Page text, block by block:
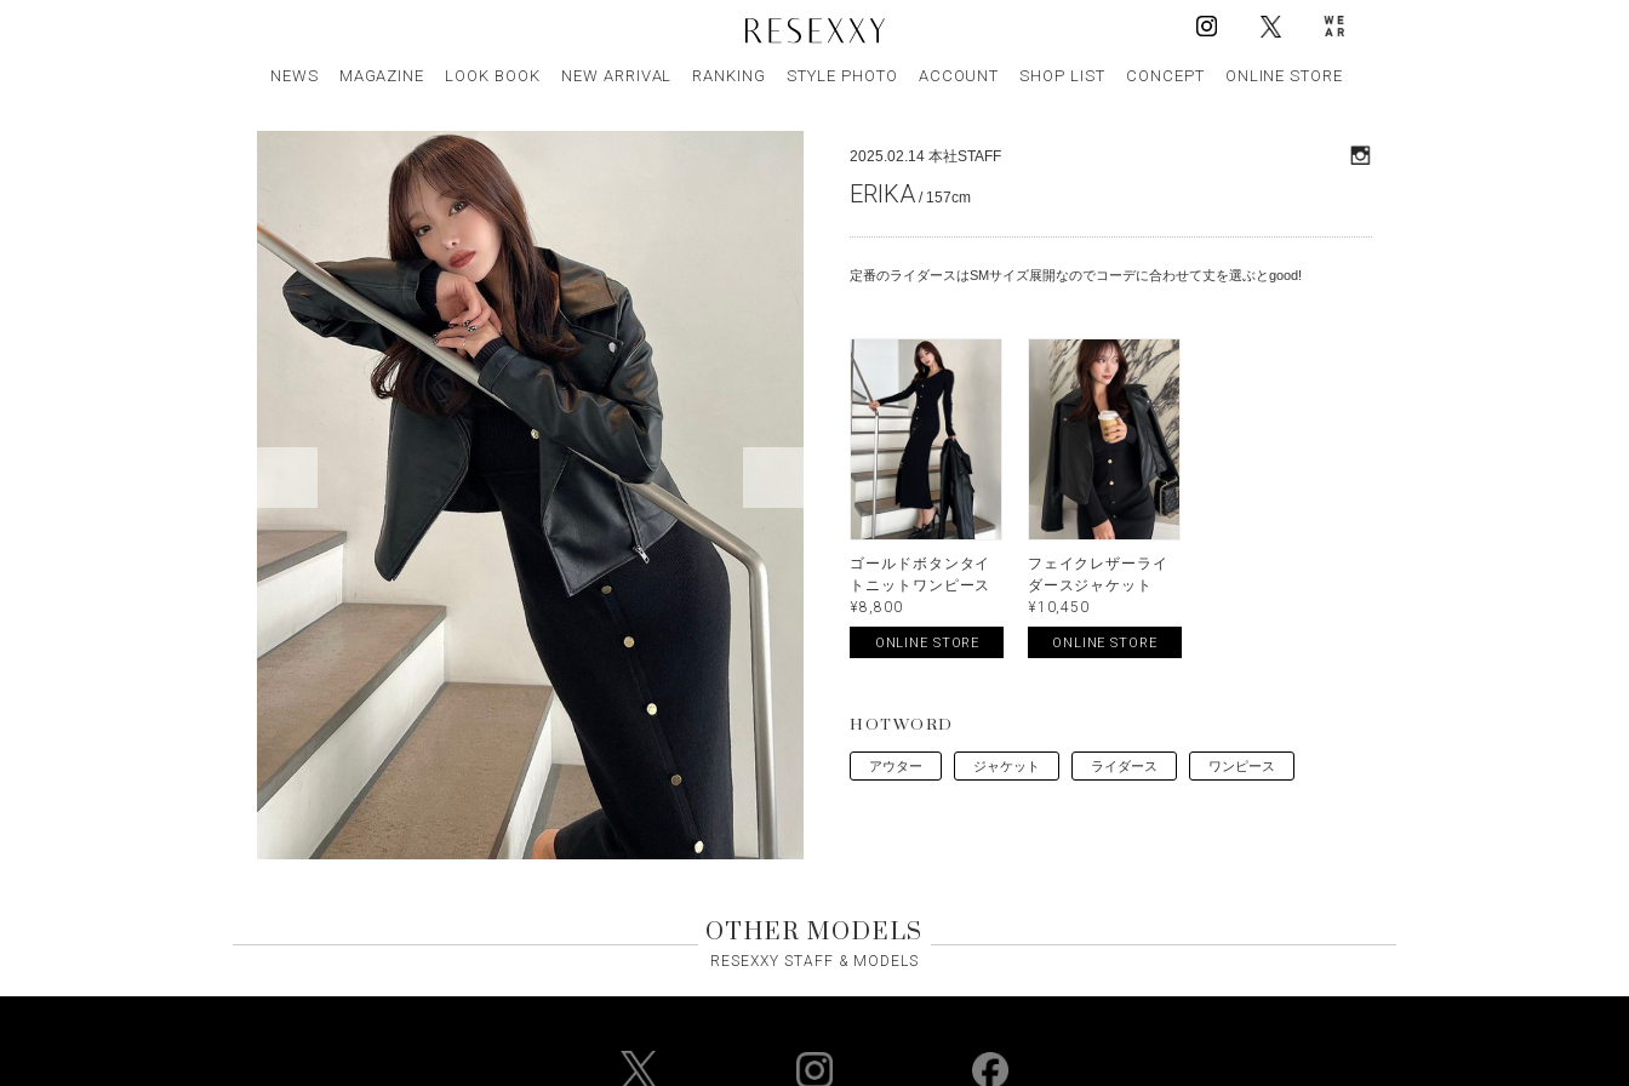
NEWS MAGAZINE LOOK BOOK NEW ARRIVAL RANKING STYLE PHOTO ACCOUNT SHOP LIST CONCEPT ONLINE STORE
2025.02.14 本社STAFF
ERIKA / 157cm
定番のライダースはSMサイズ展開なのでコーデに合わせて丈を選ぶとgood!
ゴールドボタンタイ
トニットワンピース
¥8,800
ONLINE STORE
フェイクレザーライ
ダースジャケット
¥10,450
ONLINE STORE
HOTWORD
アウター ジャケット ライダース ワンピース
OTHER MODELS
RESEXXY STAFF & MODELS